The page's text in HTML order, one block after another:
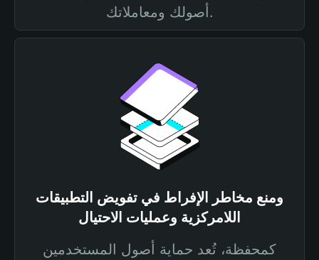
أصولك ومعاملاتك.
ومنع مخاطر الإفراط في تفويض التطبيقات
اللامركزية وعمليات الاحتيال
كمحفظة، تُعد حماية أصول المستخدمين